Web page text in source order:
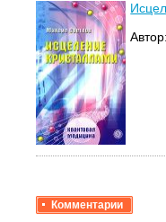
Автор:
Комментарии